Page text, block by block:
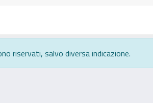
riservati, salvo diversa indicazione.